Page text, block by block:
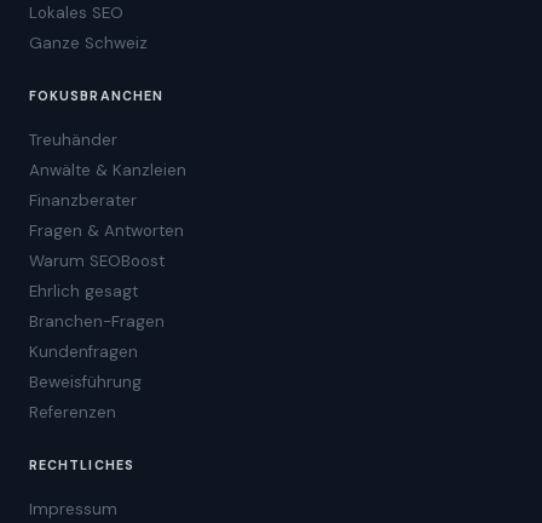
Lokales SEO
Ganze Schweiz
FOKUSBRANCHEN
Treuhänder
Anwälte & Kanzleien
Finanzberater
Fragen & Antworten
Warum SEOBoost
Ehrlich gesagt
Branchen-Fragen
Kundenfragen
Beweisführung
Referenzen
RECHTLICHES
Impressum